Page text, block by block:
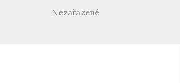
Nezařazené